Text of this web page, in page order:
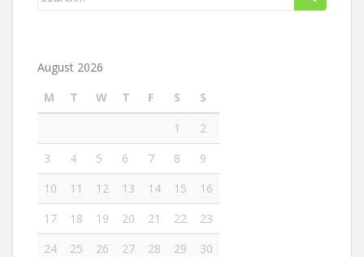
August 2026
M
T W T F S
S
1
2
3
4 5 6 7 8
9
10
11 12 13 14 15
16
17
18 19 20 21 22
23
24
25 26 27 28 29
30